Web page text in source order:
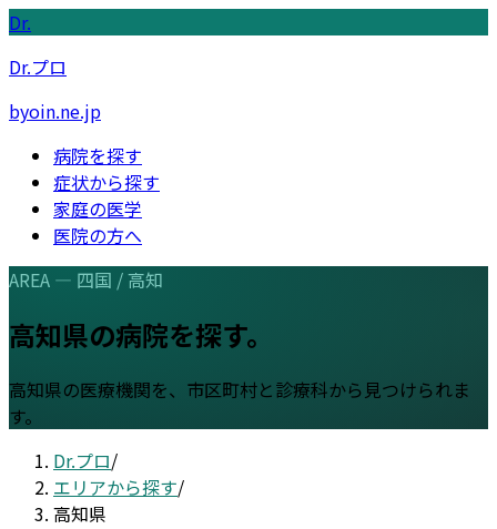
Dr.
Dr.プロ
byoin.ne.jp
病院を探す
症状から探す
家庭の医学
医院の方へ
AREA — 四国 /高知
高知県の病院を探す。
高知県の医療機関を、市区町村と診療科から見つけられま
す。
Dr.プロ/
エリアから探す/
高知県